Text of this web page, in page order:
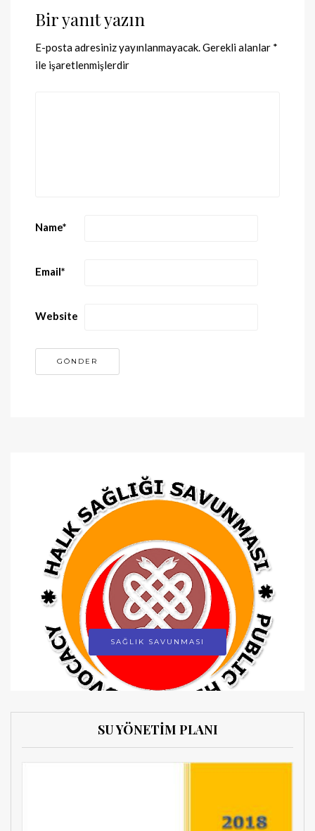
Bir yanıt yazın
E-posta adresiniz yayınlanmayacak.Gerekli alanlar *
ile işaretlenmişlerdir
Name*
Email*
Website
SAĞLIK SAVUNMASI
SU YÖNETİM PLANI